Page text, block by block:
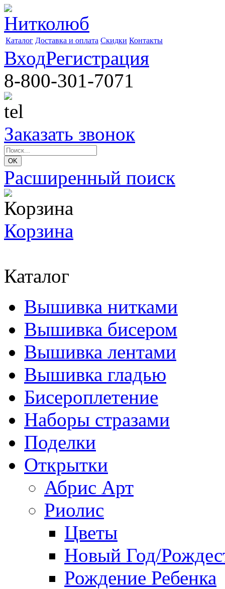
Каталог Доставка и оплата Скидки Контакты
ВходРегистрация
8-800-301-7071
Заказать звонок
Расширенный поиск
Корзина
Каталог
Вышивка нитками
Вышивка бисером
Вышивка лентами
Вышивка гладью
Бисероплетение
Наборы стразами
Поделки
Открытки
Абрис Арт
Риолис
Цветы
Новый Год/
Рождение Ребенка